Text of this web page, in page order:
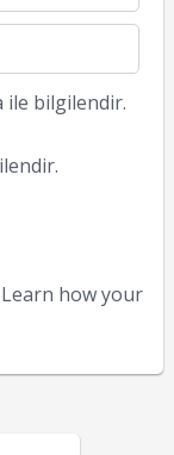
ile bilgilendir.
Learn how your